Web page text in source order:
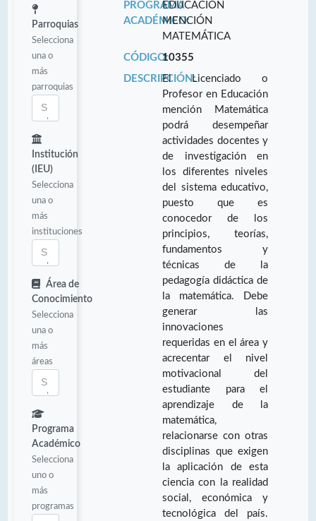
Parroquias
Selecciona
una o
más
parroquias
Institución
(IEU)
Selecciona
una o
más
instituciones
Área de
Conocimiento
Selecciona
una o
más
áreas
Programa
Académico
Selecciona
uno o
más
programas
PROGRAMA
ACADÉMICO:
EDUCACIÓN
MENCIÓN
MATEMÁTICA
CÓDIGO:10355
DESCRIPCIÓN:El Licenciado o
Profesor en Educación
mención Matemática
podrá desempeñar
actividades docentes y
de investigación en
los diferentes niveles
del sistema educativo,
puesto que es
conocedor de los
principios, teorías,
fundamentos y
técnicas de la
pedagogía didáctica de
la matemática. Debe
generar las
innovaciones
requeridas en el área y
acrecentar el nivel
motivacional del
estudiante para el
aprendizaje de la
matemática,
relacionarse con otras
disciplinas que exigen
la aplicación de esta
ciencia con la realidad
social, económica y
tecnológica del país.